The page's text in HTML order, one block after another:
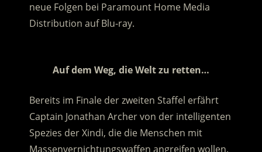
neue Folgen bei Paramount Home Media
Distribution auf Blu-ray.
Auf dem Weg, die Welt zu retten…
Bereits im Finale der zweiten Staffel erfährt
Captain Jonathan Archer von der intelligenten
Spezies der Xindi, die die Menschen mit
Massenvernichtungswaffen angreifen wollen.